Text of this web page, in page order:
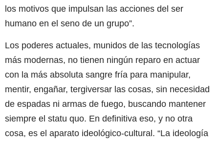
los motivos que impulsan las acciones del ser
humano en el seno de un grupo”.
Los poderes actuales, munidos de las tecnologías
más modernas, no tienen ningún reparo en actuar
con la más absoluta sangre fría para manipular,
mentir, engañar, tergiversar las cosas, sin necesidad
de espadas ni armas de fuego, buscando mantener
siempre el statu quo. En definitiva eso, y no otra
cosa, es el aparato ideológico-cultural. “La ideología